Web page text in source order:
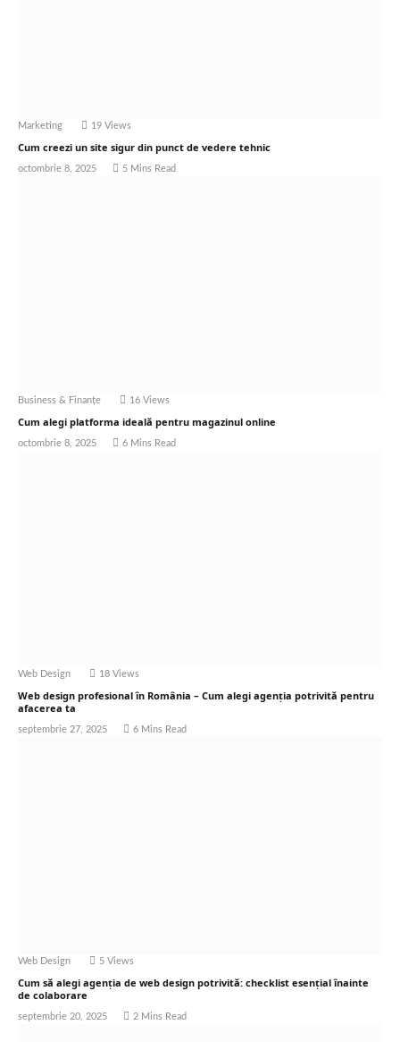
Marketing 19 Views
Cum creezi un site sigur din punct de vedere tehnic
octombrie 8, 2025 5 Mins Read
Business & Finanțe 16 Views
Cum alegi platforma ideală pentru magazinul online
octombrie 8, 2025 6 Mins Read
Web Design 18 Views
Web design profesional în România – Cum alegi agenția potrivită pentru
afacerea ta
septembrie 27, 2025 6 Mins Read
Web Design 5 Views
Cum să alegi agenția de web design potrivită: checklist esențial înainte
de colaborare
septembrie 20, 2025 2 Mins Read